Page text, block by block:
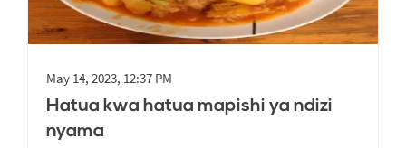
May 14, 2023, 12:37 PM
Hatua kwa hatua mapishi ya ndizi
nyama